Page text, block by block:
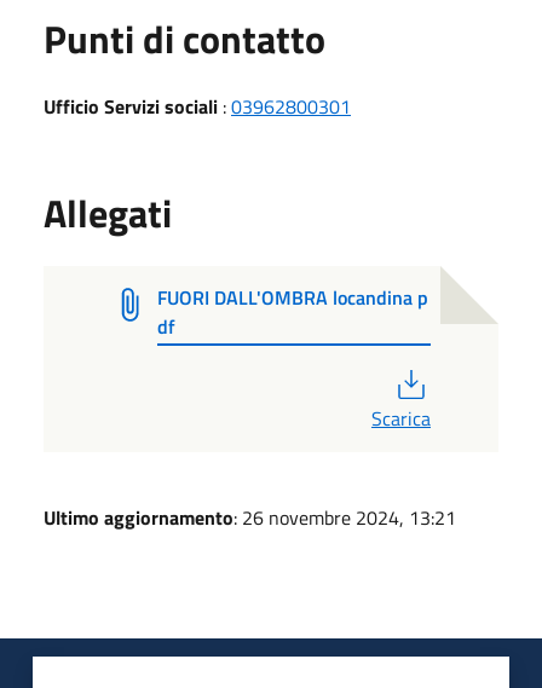
Punti di contatto
Ufficio Servizi sociali :03962800301
Allegati
FUORI DALL'OMBRA locandina p
df
Scarica
Ultimo aggiornamento: 26 novembre 2024, 13:21